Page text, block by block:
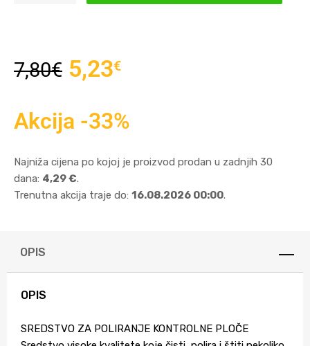
7,80€ 5,23€
Akcija -33%
Najniža cijena po kojoj je proizvod prodan u zadnjih 30
dana: 4,29 €.
Trenutna akcija traje do: 16.08.2026 00:00.
OPIS
OPIS
SREDSTVO ZA POLIRANJE KONTROLNE PLOČE